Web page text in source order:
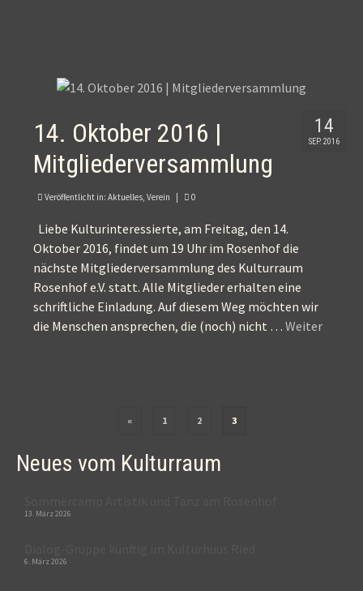
14
SEP. 2016
14. Oktober 2016 |
Mitgliederversammlung
Veröffentlicht in: Aktuelles, Verein 0
Liebe Kulturinteressierte, am Freitag, den 14.
Oktober 2016, findet um 19 Uhr im Rosenhof die
nächste Mitgliederversammlung des Kulturraum
Rosenhof e.V. statt. Alle Mitglieder erhalten eine
schriftliche Einladung. Auf diesem Weg möchten wir
die Menschen ansprechen, die (noch) nicht … Weiter
Seitennummerierung
der
Beiträge
« 1 2 3
Neues vom Kulturraum
13. März 2026
6. März 2026